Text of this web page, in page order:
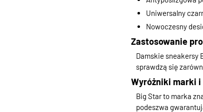
Uniwersalny
Nowoczesny
Zastosowanie
Damskie sneakersy
sprawdzą się
Wyróżniki marki
Big Star to marka
podeszwa